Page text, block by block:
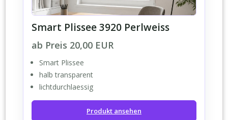
Smart Plissee 3920 Perlweiss
ab Preis 20,00 EUR
Smart Plissee
halb transparent
lichtdurchlaessig
Produkt ansehen